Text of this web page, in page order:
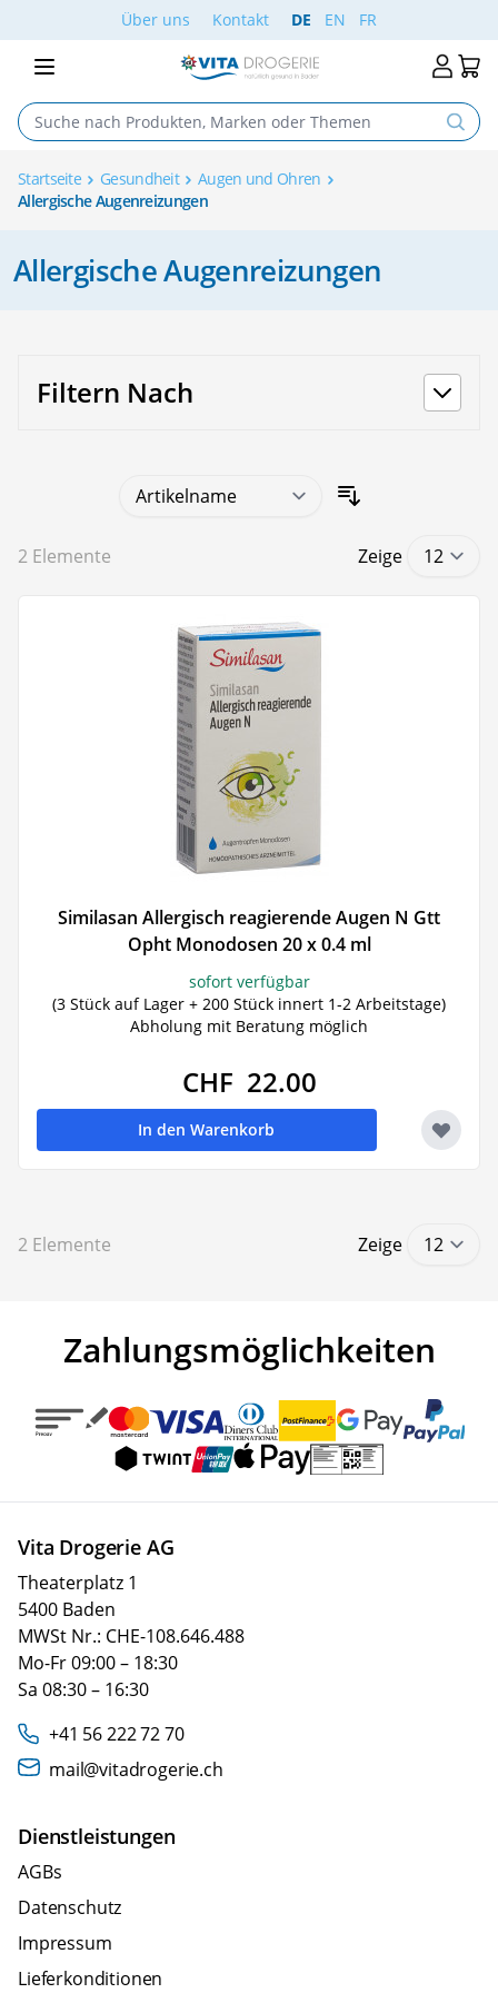
Skip to ContentÜber uns Kontakt DE EN FR
Startseite Gesundheit
Augen und Ohren
Allergische Augenreizungen
Allergische Augenreizungen
Filtern Nach
2 Elemente Zeige
Similasan Allergisch reagierende Augen N Gtt
Opht Monodosen 20 x 0.4 ml
sofort verfügbar
(3 Stück auf Lager + 200 Stück innert 1-2 Arbeitstage)
Abholung mit Beratung möglich
CHF 22.00
In den Warenkorb
2 Elemente Zeige
Zahlungsmöglichkeiten
Vita Drogerie AG
Theaterplatz 1
5400 Baden
MWSt Nr.: CHE-108.646.488
Mo-Fr 09:00 – 18:30
Sa 08:30 – 16:30
+41 56 222 72 70
mail@vitadrogerie.ch
Dienstleistungen
AGBs
Datenschutz
Impressum
Lieferkonditionen